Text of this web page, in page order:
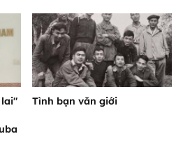
lai"
Tình bạn văn giới